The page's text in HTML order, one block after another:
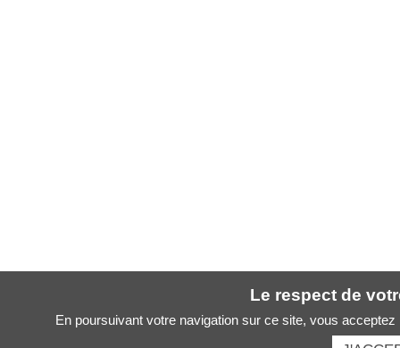
Le respect de
En poursuivant votre navigation sur ce site, vous